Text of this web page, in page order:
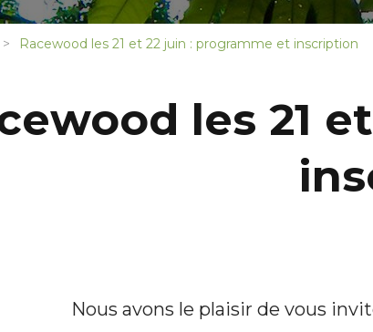
Racewood les 21 et 22 juin : programme et inscription
les 21
Nous avons le plaisir de vous